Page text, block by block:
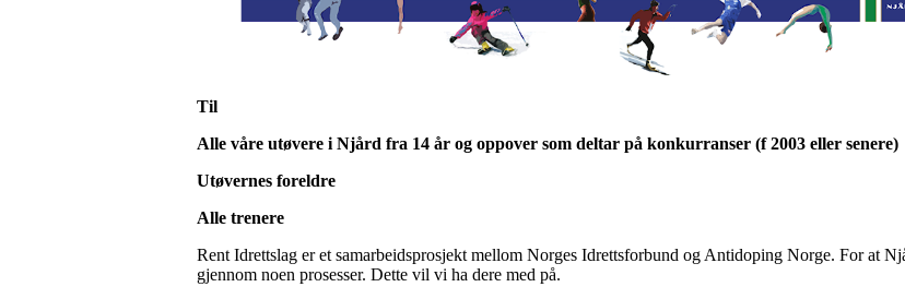
Til
Alle våre utøvere i Njård fra 14 år og oppover som deltar på konkurranser (f 2003 eller senere)
Utøvernes foreldre
Alle trenere
Rent Idrettslag er et samarbeidsprosjekt mellom Norges Idrettsforbund og Antidoping Norge. For at
gjennom noen prosesser. Dette vil vi ha dere med på.